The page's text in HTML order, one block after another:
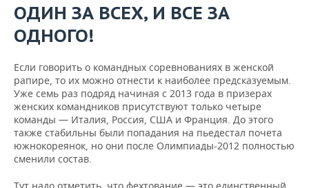
ОДИН ЗА ВСЕХ, И ВСЕ ЗА
ОДНОГО!
Если говорить о командных соревнованиях в женской
рапире, то их можно отнести к наиболее предсказуемым.
Уже семь раз подряд начиная с 2013 года в призерах
женских командников присутствуют только четыре
команды — Италия, Россия, США и Франция. До этого
также стабильны были попадания на пьедестал почета
южнокореянок, но они после Олимпиады-2012 полностью
сменили состав.